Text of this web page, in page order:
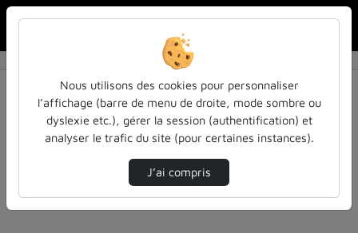
Résultats de la recherche
Filtres actifs (cliquer pour en retirer) :
teasers
culture inspe
Nous utilisons des cookies pour personnaliser
l’affichage (barre de menu de droite, mode sombre ou
dyslexie etc.), gérer la session (authentification) et
analyser le trafic du site (pour certaines instances).
J’ai compris